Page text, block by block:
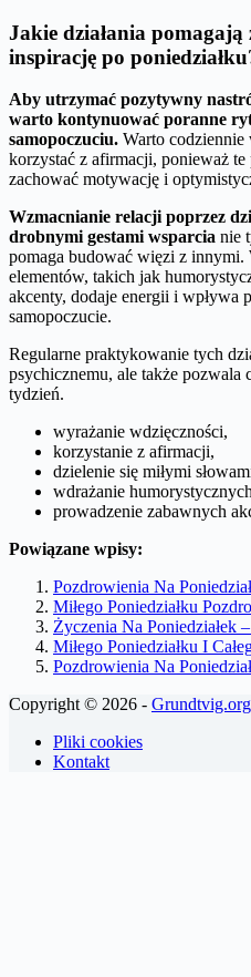
Jakie działania pomagają
inspirację po
Aby utrzymać pozytywny
warto kontynuować poranne
samopoczuciu. Warto codziennie
korzystać z afirmacji, ponieważ te
zachować motywację i
Wzmacnianie relacji poprzez
drobnymi gestami wsparcia nie
pomaga budować więzi z
elementów, takich jak
akcenty, dodaje energii i wpływa
samopoczucie.
Regularne praktykowanie tych
psychicznemu, ale także pozwala
tydzień.
wyrażanie wdzięczności,
korzystanie z afirmacji,
dzielenie się miłymi
wdrażanie
prowadzenie zabawnych
Powiązane wpisy:
Pozdrowienia Na
Miłego Poniedziałku
Życzenia Na Poniedziałek
Miłego Poniedziałku I
Pozdrowienia Na
Copyright © 2026 -
Pliki cookies
Kontakt